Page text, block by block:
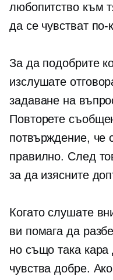
любопитство към
да се чувстват
За да подобрите
изслушате
задаване на
Повторете
потвърждение, че
правилно. След
за да изясните
Когато слушате
ви помага да
но също така кара
чувства добре.